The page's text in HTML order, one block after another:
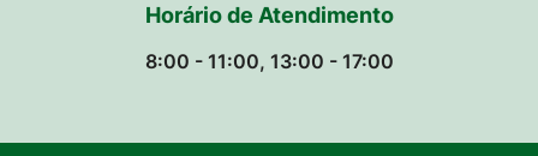
Horário de Atendimento
8:00 - 11:00, 13:00 - 17:00